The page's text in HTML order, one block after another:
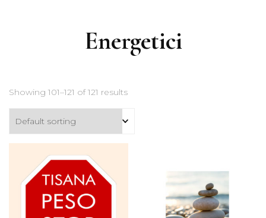
Energetici
Showing 101–121 of 121 results